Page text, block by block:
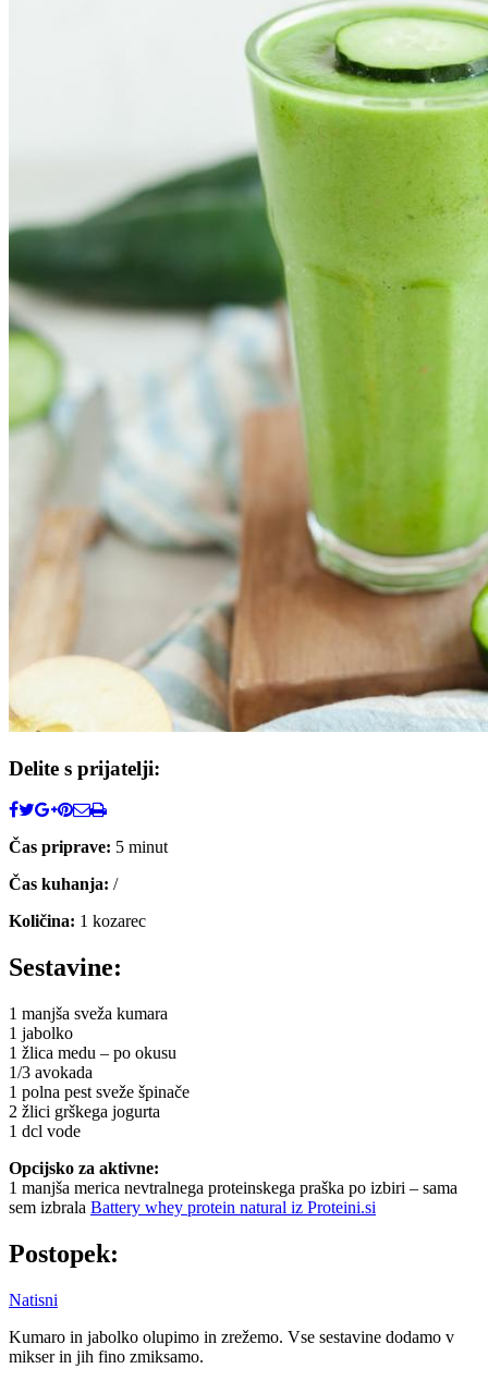
Delite s prijatelji:
Čas priprave: 5 minut
Čas kuhanja: /
Količina: 1 kozarec
Sestavine:
1 manjša sveža kumara
1 jabolko
1 žlica medu – po okusu
1/3 avokada
1 polna pest sveže špinače
2 žlici grškega jogurta
1 dcl vode
Opcijsko za aktivne:
1 manjša merica nevtralnega proteinskega praška po izbiri – sama
sem izbrala Battery whey protein natural iz Proteini.si
Postopek:
Natisni
Kumaro in jabolko olupimo in zrežemo. Vse sestavine dodamo v
mikser in jih fino zmiksamo.